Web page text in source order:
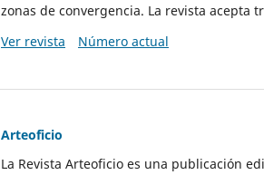
zonas de convergencia. La revista acepta
Ver revista
Número actual
Arteoficio
La Revista Arteoficio es una publicación